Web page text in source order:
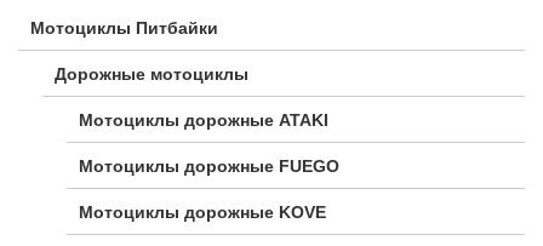
Мотоциклы Питбайки
Дорожные мотоциклы
Мотоциклы дорожные ATAKI
Мотоциклы дорожные FUEGO
Мотоциклы дорожные KOVE